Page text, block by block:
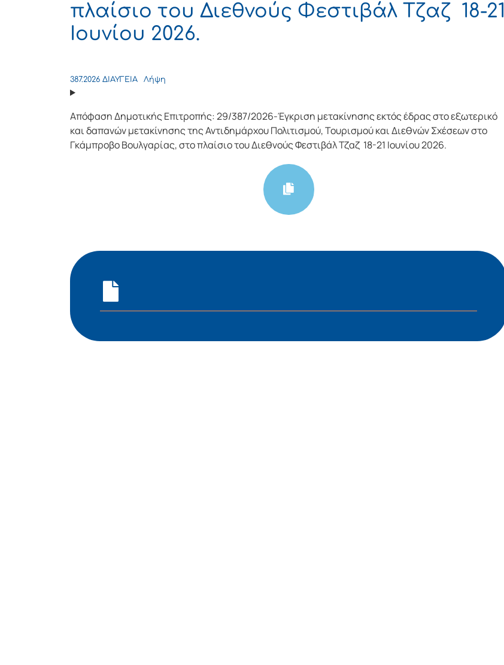
πλαίσιο του Διεθνούς Φεστιβάλ Τζαζ 18-21
Ιουνίου 2026.
387.2026 ΔΙΑΥΓΕΙΑ Λήψη
Απόφαση Δημοτικής Επιτροπής: 29/387/2026-Έγκριση μετακίνησης εκτός έδρας στο εξωτερικό
και δαπανών μετακίνησης της Αντιδημάρχου Πολιτισμού, Τουρισμού και Διεθνών Σχέσεων στο
Γκάμπροβο Βουλγαρίας, στο πλαίσιο του Διεθνούς Φεστιβάλ Τζαζ 18-21 Ιουνίου 2026.